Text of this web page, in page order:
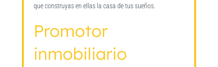
que construyas en ellas la casa de tus sueños.
Promotor
inmobiliario